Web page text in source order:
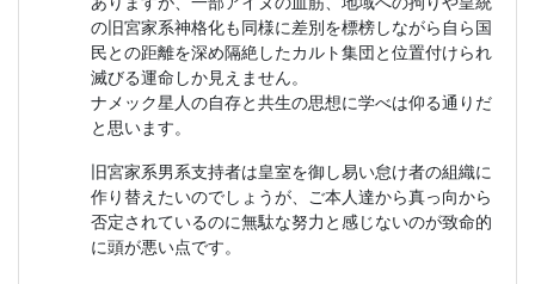
の旧宮家系神格化も同様に差別を標榜しながら自ら国
民との距離を深め隔絶したカルト集団と位置付けられ
滅びる運命しか見えません。
ナメック星人の自存と共生の思想に学べは仰る通りだ
と思います。
旧宮家系男系支持者は皇室を御し易い怠け者の組織に
作り替えたいのでしょうが、ご本人達から真っ向から
否定されているのに無駄な努力と感じないのが致命的
に頭が悪い点です。